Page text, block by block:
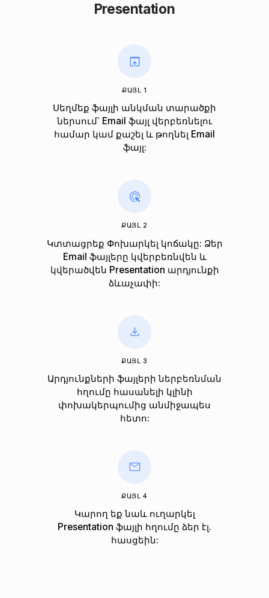
Presentation
ՔԱՅԼ 1
Սեղմեք ֆայլի անկման տարածքի
ներսում՝ Email ֆայլ վերբեռնելու
համար կամ քաշել և թողնել Email
ֆայլ:
ՔԱՅԼ 2
Կտտացրեք Փոխարկել կոճակը: Ձեր
Email ֆայլերը կվերբեռնվեն և
կվերածվեն Presentation արդյունքի
ձևաչափի:
ՔԱՅԼ 3
Արդյունքների ֆայլերի ներբեռնման
հղումը հասանելի կլինի
փոխակերպումից անմիջապես
հետո:
ՔԱՅԼ 4
Կարող եք նաև ուղարկել
Presentation ֆայլի հղումը ձեր էլ.
հասցեին: